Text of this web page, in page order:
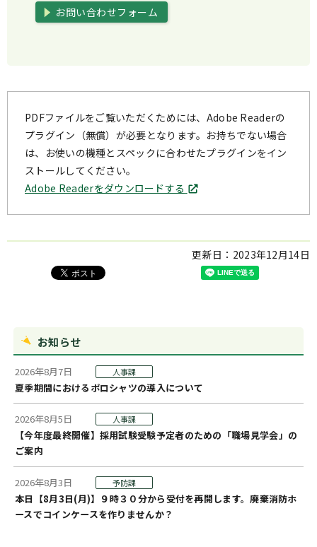
お問い合わせフォーム
PDFファイルをご覧いただくためには、Adobe Readerの
プラグイン（無償）が必要となります。お持ちでない場合
は、お使いの機種とスペックに合わせたプラグインをイン
ストールしてください。
Adobe Readerをダウンロードする
更新日： 2023年12月14日
お知らせ
2026年8月7日 人事課
夏季期間におけるポロシャツの導入について
2026年8月5日 人事課
【今年度最終開催】採用試験受験予定者のための「職場見学会」の
ご案内
2026年8月3日 予防課
本日【8月3日(月)】９時３０分から受付を再開します。廃棄消防ホ
ースでコインケースを作りませんか？